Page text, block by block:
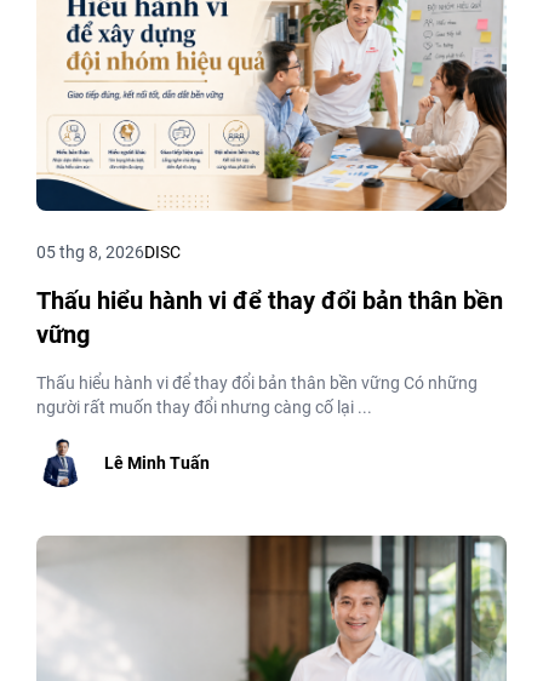
05 thg 8, 2026DISC
Thấu hiểu hành vi để thay đổi bản thân bền
vững
Thấu hiểu hành vi để thay đổi bản thân bền vững Có những
người rất muốn thay đổi nhưng càng cố lại ...
Lê Minh Tuấn